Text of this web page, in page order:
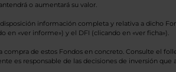
o aumentará su valor.
información completa y relativa a dicho
en «ver informe») y el DFI (clicando en «ver ficha»).
de estos Fondos en concreto. Consulte el
es responsable de las decisiones de inversión que